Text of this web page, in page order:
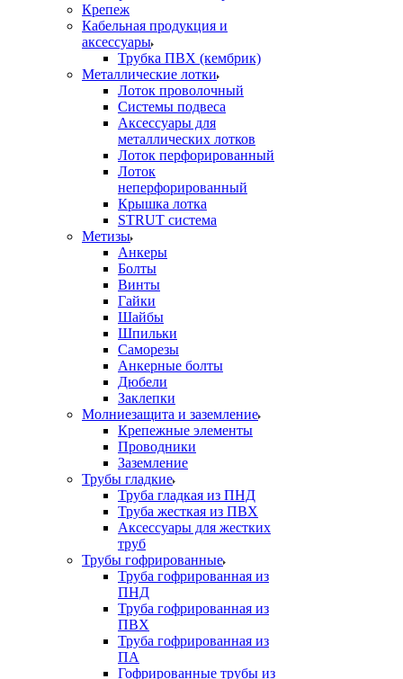
Крепеж
Кабельная продукция и
аксессуары
Трубка ПВХ (кембрик)
Металлические лотки
Лоток проволочный
Системы подвеса
Аксессуары для
металлических лотков
Лоток перфорированный
Лоток
неперфорированный
Крышка лотка
STRUT система
Метизы
Анкеры
Болты
Винты
Гайки
Шайбы
Шпильки
Саморезы
Анкерные болты
Дюбели
Заклепки
Молниезащита и заземление
Крепежные элементы
Проводники
Заземление
Трубы гладкие
Труба гладкая из ПНД
Труба жесткая из ПВХ
Аксессуары для жестких
труб
Трубы гофрированные
Труба гофрированная из
ПНД
Труба гофрированная из
ПВХ
Труба гофрированная из
ПА
Гофрированные трубы из